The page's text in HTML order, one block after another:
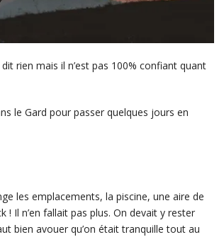
rien mais il n’est pas 100% confiant quant
le Gard pour passer quelques jours en
les emplacements, la piscine, une aire de
Il n’en fallait pas plus. On devait y rester
bien avouer qu’on était tranquille tout au